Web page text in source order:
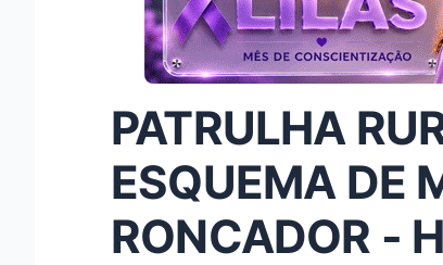
PATRULHA
ESQUEMA DE
RONCADOR -